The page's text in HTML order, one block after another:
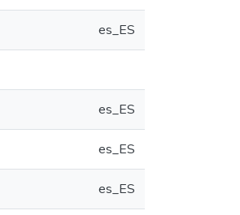
es_ES
es_ES
es_ES
es_ES